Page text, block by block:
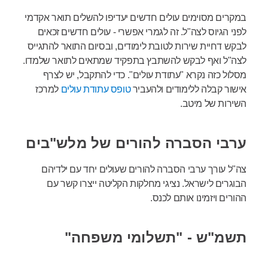
במקרים מסוימים עולים חדשים יעדיפו להשלים תואר אקדמי
לפני הגיוס לצה"ל. זה לגמרי אפשרי - עולים חדשים זכאים
לבקש דחיית שירות לטובת לימודים, ובסיום התואר להתגייס
לצה"ל ואף לבקש להשתבץ בתפקיד שמתאים לתואר שלמדו.
מסלול כזה נקרא "עתודת עולים". כדי להתקבל, יש לצרף
אישור קבלה ללימודים ולהעבירטופס עתודת עולים למרכז
השירות של מיטב.
ערבי הסברה להורים של מלש"בים
צה"ל עורך ערבי הסברה להורים שעולים יחד עם ילדיהם
הבוגרים לישראל. נציגי מחלקות הקליטה ייצרו קשר עם
ההורים ויזמינו אותם לכנס.
תשמ"ש - "תשלומי משפחה"